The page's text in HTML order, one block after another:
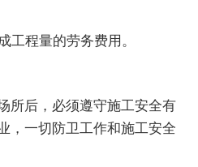
程量的劳务费用。
后，必须遵守施工安全有
，一切防卫工作和施工安全